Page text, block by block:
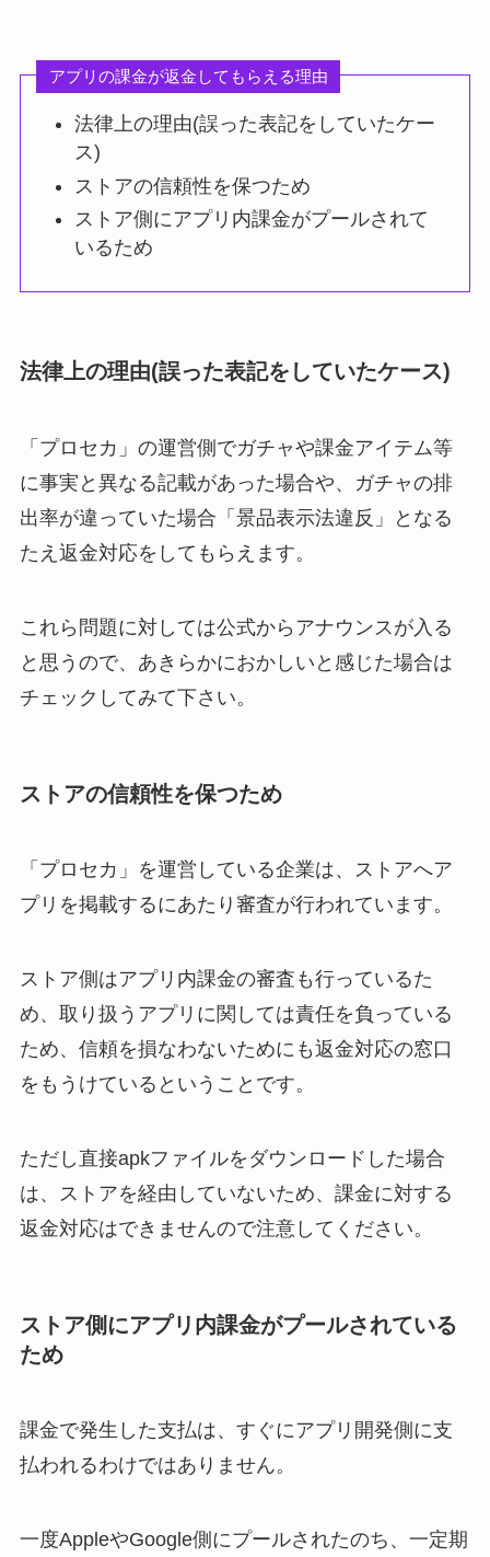
アプリの課金が返金してもらえる理由
法律上の理由(誤った表記をしていたケー
ス)
ストアの信頼性を保つため
ストア側にアプリ内課金がプールされて
いるため
法律上の理由(誤った表記をしていたケース)
「プロセカ」の運営側でガチャや課金アイテム等
に事実と異なる記載があった場合や、ガチャの排
出率が違っていた場合「景品表示法違反」となる
たえ返金対応をしてもらえます。
これら問題に対しては公式からアナウンスが入る
と思うので、あきらかにおかしいと感じた場合は
チェックしてみて下さい。
ストアの信頼性を保つため
「プロセカ」を運営している企業は、ストアへア
プリを掲載するにあたり審査が行われています。
ストア側はアプリ内課金の審査も行っているた
め、取り扱うアプリに関しては責任を負っている
ため、信頼を損なわないためにも返金対応の窓口
をもうけているということです。
ただし直接apkファイルをダウンロードした場合
は、ストアを経由していないため、課金に対する
返金対応はできませんので注意してください。
ストア側にアプリ内課金がプールされている
ため
課金で発生した支払は、すぐにアプリ開発側に支
払われるわけではありません。
一度AppleやGoogle側にプールされたのち、一定期